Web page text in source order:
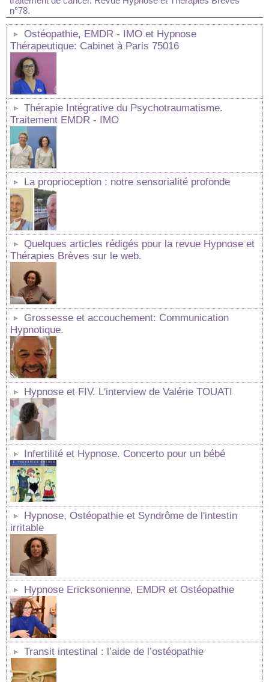
n°78.
Ostéopathie, EMDR - IMO et Hypnose
Thérapeutique: Cabinet à Paris 75016
Thérapie Intégrative du Psychotraumatisme.
Traitement EMDR - IMO
La proprioception : notre sensorialité profonde
Quelques articles rédigés pour la revue Hypnose et
Thérapies Brèves sur le web.
Grossesse et accouchement: Communication
Hypnotique.
Hypnose et FIV. L'interview de Valérie TOUATI
Infertilité et Hypnose. Concerto pour un bébé
Hypnose, Ostéopathie et Syndrôme de l'intestin
irritable
Hypnose Ericksonienne, EMDR et Ostéopathie
Transit intestinal : l’aide de l’ostéopathie